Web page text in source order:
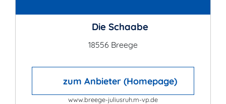
Die Schaabe
18556 Breege
zum Anbieter (Homepage)
www.breege-juliusruh.m-vp.de